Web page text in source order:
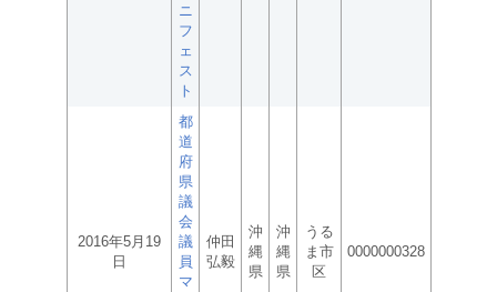
ニ
フ
ェ
ス
ト
2016年5月19
日
都
道
府
県
議
会
議
員
マ
仲田
弘毅
沖
縄
県
沖
縄
県
うる
ま市
区
0000000328